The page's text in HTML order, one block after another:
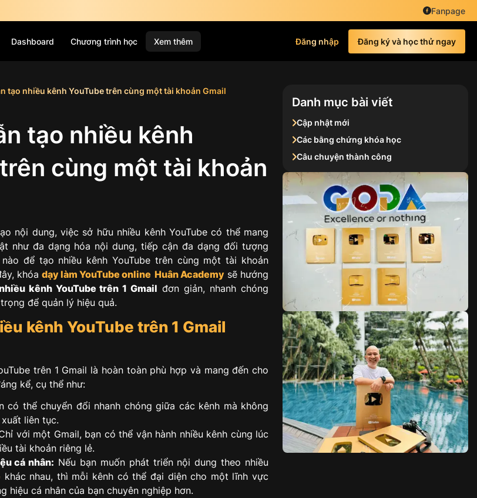
Fanpage
Dashboard Chương trình học Xem thêm Đăng nhập Đăng ký và học thử ngay
tạo nhiều kênh YouTube trên cùng một tài khoản Gmail
tạo nhiều kênh
cùng một tài khoản
nội dung, việc sở hữu nhiều kênh YouTube có thể mang
như đa dạng hóa nội dung, tiếp cận đa dạng đối tượng
để tạo nhiều kênh YouTube trên cùng một tài khoản
khóa dạy làm YouTube online Huân Academysẽ hướng
kênh YouTube trên 1 Gmail đơn giản, nhanh chóng
để quản lý hiệu quả.
kênh YouTube trên 1 Gmail
trên 1 Gmail là hoàn toàn phù hợp và mang đến cho
kể, cụ thể như:
có thể chuyển đổi nhanh chóng giữa các kênh mà không
liên tục.
với một Gmail, bạn có thể vận hành nhiều kênh cùng lúc
tài khoản riêng lẻ.
cá nhân: Nếu bạn muốn phát triển nội dung theo nhiều
khác nhau, thì mỗi kênh có thể đại diện cho một lĩnh vực
hiệu cá nhân của bạn chuyên nghiệp hơn.
Danh mục bài viết
Cập nhật mới
Các bằng chứng khóa học
Câu chuyện thành công